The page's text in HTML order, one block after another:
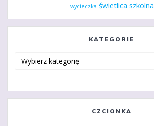
wycieczka świetlica szkolna
KATEGORIE
CZCIONKA